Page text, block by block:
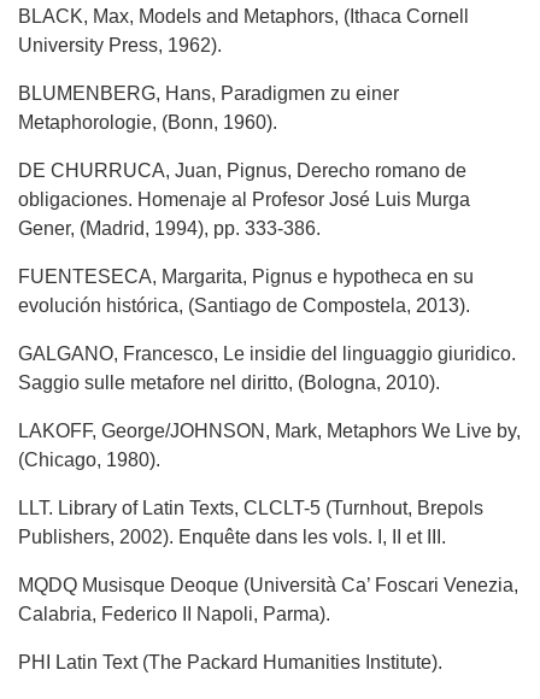
BLACK, Max, Models and Metaphors, (Ithaca Cornell
University Press, 1962).
BLUMENBERG, Hans, Paradigmen zu einer
Metaphorologie, (Bonn, 1960).
DE CHURRUCA, Juan, Pignus, Derecho romano de
obligaciones. Homenaje al Profesor José Luis Murga
Gener, (Madrid, 1994), pp. 333-386.
FUENTESECA, Margarita, Pignus e hypotheca en su
evolución histórica, (Santiago de Compostela, 2013).
GALGANO, Francesco, Le insidie del linguaggio giuridico.
Saggio sulle metafore nel diritto, (Bologna, 2010).
LAKOFF, George/JOHNSON, Mark, Metaphors We Live by,
(Chicago, 1980).
LLT. Library of Latin Texts, CLCLT-5 (Turnhout, Brepols
Publishers, 2002). Enquête dans les vols. I, II et III.
MQDQ Musisque Deoque (Università Ca’ Foscari Venezia,
Calabria, Federico II Napoli, Parma).
PHI Latin Text (The Packard Humanities Institute).